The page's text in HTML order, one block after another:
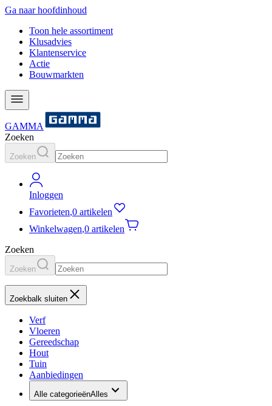
Ga naar hoofdinhoud
Toon hele assortiment
Klusadvies
Klantenservice
Actie
Bouwmarkten
GAMMA
Zoeken
Zoeken
Inloggen
Favorieten,0 artikelen
Winkelwagen,0 artikelen
Zoeken
Zoeken
Zoekbalk sluiten
Verf
Vloeren
Gereedschap
Hout
Tuin
Aanbiedingen
Alle categorieënAlles